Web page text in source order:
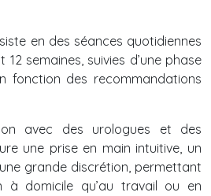
en des séances quotidiennes
semaines, suivies d’une phase
fonction des recommandations
avec des urologues et des
une prise en main intuitive, un
grande discrétion, permettant
à domicile qu’au travail ou en